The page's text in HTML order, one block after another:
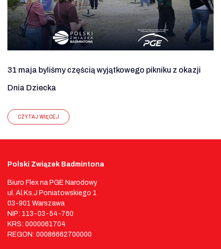
31 maja byliśmy częścią wyjątkowego pikniku z okazji
Dnia Dziecka
CZYTAJ WIĘCEJ
Polski Związek Badmintona
Biuro Flex na PGE Narodowy
ul. Al.Ks.J Poniatowskiego 1
03-901 Warszawa
NIP: 113-03-54-760
KRS: 0000061704
REGON: 00086662700000